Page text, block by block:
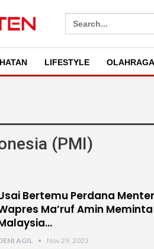
Search
for:
LIFESTYLE OLAHRAGA
(PMI)
Bertemu Perdana
Ma’ruf Amin
AGIL Nov 29, 2023